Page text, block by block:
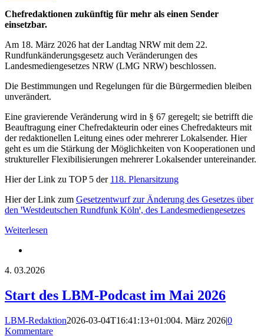
Chefredaktionen zukünftig für mehr als einen Sender
einsetzbar.
Am 18. März 2026 hat der Landtag NRW mit dem 22.
Rundfunkänderungsgesetz auch Veränderungen des
Landesmediengesetzes NRW (LMG NRW) beschlossen.
Die Bestimmungen und Regelungen für die Bürgermedien bleiben
unverändert.
Eine gravierende Veränderung wird in § 67 geregelt; sie betrifft die
Beauftragung einer Chefredakteurin oder eines Chefredakteurs mit
der redaktionellen Leitung eines oder mehrerer Lokalsender. Hier
geht es um die Stärkung der Möglichkeiten von Kooperationen und
struktureller Flexibilisierungen mehrerer Lokalsender untereinander.
Hier der Link zu TOP 5 der 118. Plenarsitzung
Hier der Link zum Gesetzentwurf zur Änderung des Gesetzes über
den ꞌWestdeutschen Rundfunk Kölnꞌ, des Landesmediengesetzes
Weiterlesen
4. 03.2026
Start des LBM-Podcast im Mai 2026
LBM-Redaktion2026-03-04T16:41:13+01:004. März 2026|0
Kommentare